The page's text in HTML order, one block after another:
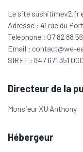
Le site sushitimev2.fr
Adresse : 41 rue du
Téléphone : 07 82 88
Email : contact@we-
SIRET : 847 671 351
Directeur de la
Monsieur XU Anthony
Hébergeur